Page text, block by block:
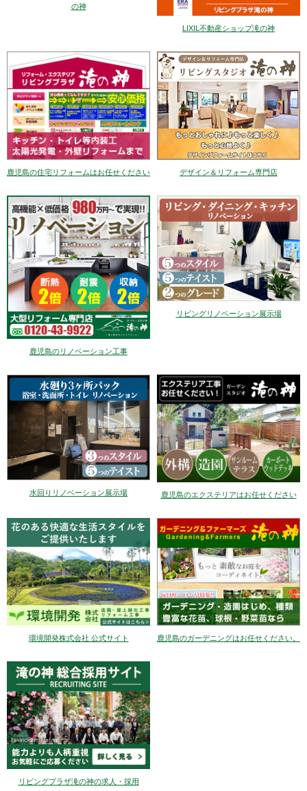
の神
LIXIL不動産ショップ滝の神
鹿児島の住宅リフォームはお任せください デザイン＆リフォーム専門店
鹿児島のリノベーション工事
リビングリノベーション展示場
水回りリノベーション展示場 鹿児島のエクステリアはお任せください
環境開発株式会社 公式サイト 鹿児島のガーデニングはお任せください。
リビングプラザ滝の神の求人・採用